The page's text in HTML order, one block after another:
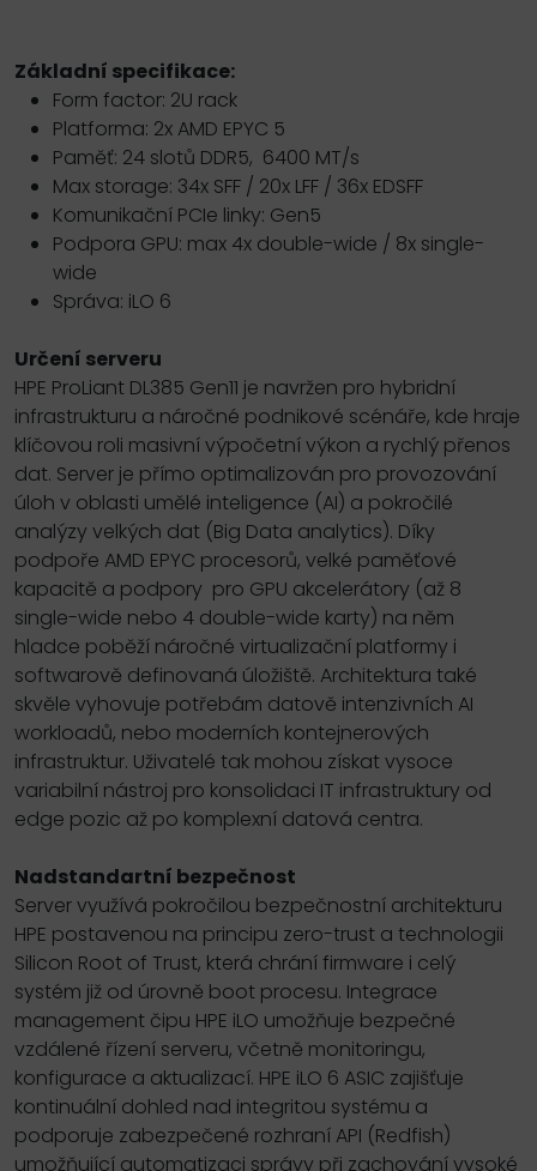
Základní specifikace:
Form factor: 2U rack
Platforma: 2x AMD EPYC 5
Paměť: 24 slotů DDR5, 6400 MT/s
Max storage: 34x SFF / 20x LFF / 36x EDSFF
Komunikační PCIe linky: Gen5
Podpora GPU: max 4x double-wide / 8x single-
wide
Správa: iLO 6
Určení serveru
HPE ProLiant DL385 Gen11 je navržen pro hybridní
infrastrukturu a náročné podnikové scénáře, kde hraje
klíčovou roli masivní výpočetní výkon a rychlý přenos
dat. Server je přímo optimalizován pro provozování
úloh v oblasti umělé inteligence (AI) a pokročilé
analýzy velkých dat (Big Data analytics). Díky
podpoře AMD EPYC procesorů, velké paměťové
kapacitě a podpory pro GPU akcelerátory (až 8
single-wide nebo 4 double-wide karty) na něm
hladce poběží náročné virtualizační platformy i
softwarově definovaná úložiště. Architektura také
skvěle vyhovuje potřebám datově intenzivních AI
workloadů, nebo moderních kontejnerových
infrastruktur. Uživatelé tak mohou získat vysoce
variabilní nástroj pro konsolidaci IT infrastruktury od
edge pozic až po komplexní datová centra.
Nadstandartní bezpečnost
Server využívá pokročilou bezpečnostní architekturu
HPE postavenou na principu zero-trust a technologii
Silicon Root of Trust, která chrání firmware i celý
systém již od úrovně boot procesu. Integrace
management čipu HPE iLO umožňuje bezpečné
vzdálené řízení serveru, včetně monitoringu,
konfigurace a aktualizací. HPE iLO 6 ASIC zajišťuje
kontinuální dohled nad integritou systému a
podporuje zabezpečené rozhraní API (Redfish)
umožňující automatizaci správy při zachování vysoké